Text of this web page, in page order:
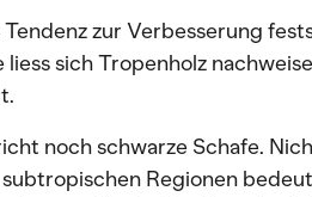
zur Verbesserung
sich Tropenholz
noch schwarze Schafe.
Regionen